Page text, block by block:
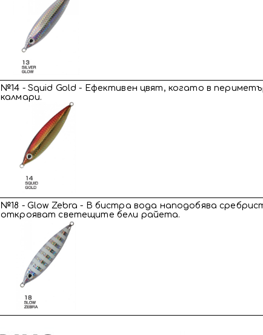
№14 - Squid Gold - Ефективен цвят, когато в
калмари.
№18 - Glow Zebra - В бистра вода наподобява
открояват светещите бели райета.